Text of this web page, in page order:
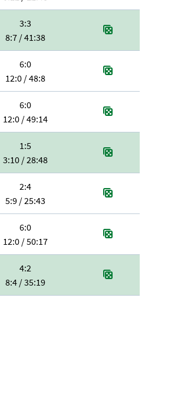
3:3
8:7 / 41:38
6:0
12:0 / 48:8
6:0
12:0 / 49:14
1:5
3:10 / 28:48
2:4
5:9 / 25:43
6:0
12:0 / 50:17
4:2
8:4 / 35:19